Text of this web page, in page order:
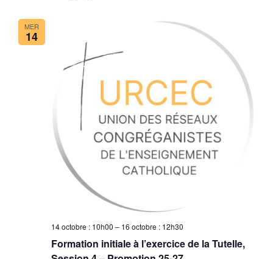
MER
14
Formation initiale à l’exercice de la Tutelle,
14 octobre : 10h00 – 16 octobre : 12h30